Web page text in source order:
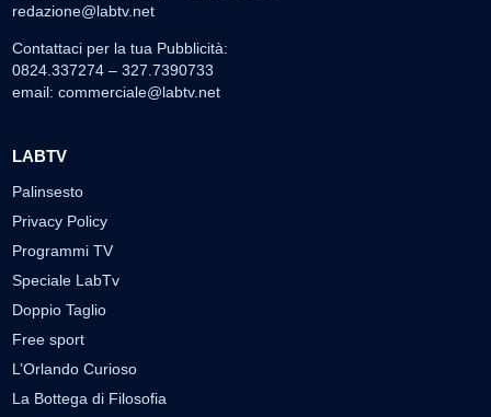
redazione@labtv.net
Contattaci per la tua Pubblicità:
0824.337274 – 327.7390733
email: commerciale@labtv.net
LABTV
Palinsesto
Privacy Policy
Programmi TV
Speciale LabTv
Doppio Taglio
Free sport
L’Orlando Curioso
La Bottega di Filosofia